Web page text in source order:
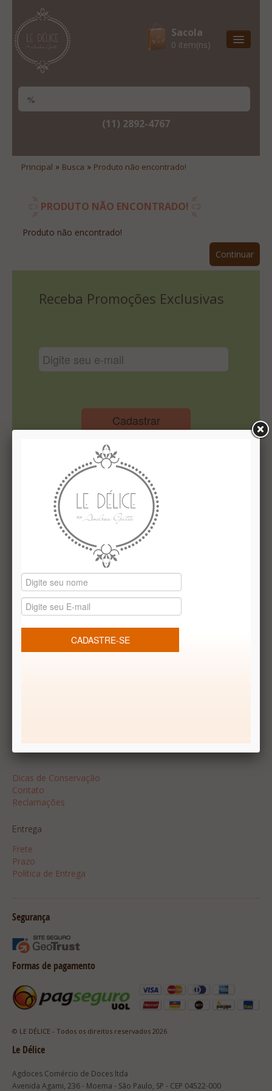
Sacola
0 item(ns)
Natal & 2017
Lista De Desejos
Minha Conta
Site Institucional
Lista De Desejos
(11) 2892-4767
Principal » Busca » Produto não encontrado!
PRODUTO NÃO ENCONTRADO!
Produto não encontrado!
Continuar
Receba Promoções Exclusivas
Cadastrar
Institucional
Quem Somos
Le Délice Atelier
Lista de comparação
Vale presentes
Produtos temáticos
REDES SOCIAIS
Dicas de Conservação
Contato
Reclamações
Entrega
Frete
Prazo
Política de Entrega
Segurança
Formas de pagamento
© LE DÉLICE - Todos os direitos reservados 2026
Le Délice
Agdoces Comércio de Doces ltda
Avenida Agami, 236 - Moema - São Paulo, SP - CEP 04522-000